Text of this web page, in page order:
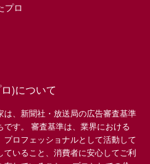
プロ
)について
、新聞社・放送局の広告審査基準
す。 審査基準は、業界における
ロフェッショナルとして活動して
いること、消費者に安心してご利